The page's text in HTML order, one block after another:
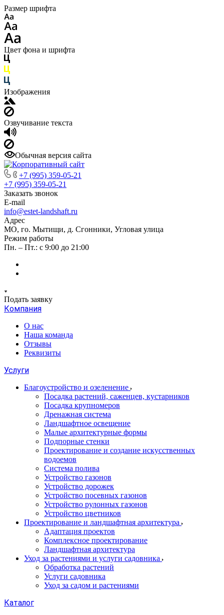
Размер шрифта
Цвет фона и шрифта
Изображения
Озвучивание текста
Обычная версия сайта
+7 (995) 359-05-21
+7 (995) 359-05-21
Заказать звонок
E-mail
info@estet-landshaft.ru
Адрес
МО, го. Мытищи, д. Сгонники, Угловая улица
Режим работы
Пн. – Пт.: с 9:00 до 21:00
Подать заявку
Компания
О нас
Наша команда
Отзывы
Реквизиты
Услуги
Благоустройство и озеленение
Посадка растений, саженцев, кустарников
Посадка крупномеров
Дренажная система
Ландшафтное освещение
Малые архитектурные формы
Подпорные стенки
Проектирование и создание искусственных
водоемов
Система полива
Устройство газонов
Устройство дорожек
Устройство посевных газонов
Устройство рулонных газонов
Устройство цветников
Проектирование и ландшафтная архитектура
Адаптация проектов
Комплексное проектирование
Ландшафтная архитектура
Уход за растениями и услуги садовника
Обработка растений
Услуги садовника
Уход за садом и растениями
Каталог